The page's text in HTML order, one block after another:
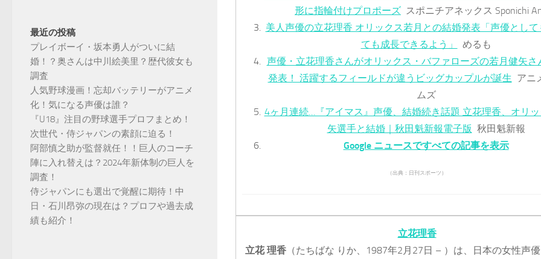
形に指輪付けプロポーズ スポニチアネックス Sponichi
美人声優の立花理香 オリックス若月との結婚発表「声優とし
ても成長できるよう」
めるも
声優・立花理香さんがオリックス・バファローズの若月健矢さ
発表！ 活躍するフィールドが違うビッグカップルが誕生 アニ
ムズ
4ヶ月連続…『アイマス』声優、結婚続き話題 立花理香、オリ
矢選手と結婚｜秋田魁新報電子版 秋田魁新報
Google ニュースですべての記事を表示
（出典：日刊スポーツ）
立花理香
立花 理香 （たちばな りか、1987年2月27日 – ）は、日本の女性声
最近の投稿
プレイボーイ・坂本勇人がついに結
婚！？奥さんは中川絵美里？歴代彼女も
調査
人気野球漫画！忘却バッテリーがアニメ
化！気になる声優は誰？
『U18』注目の野球選手プロフまとめ！
次世代・侍ジャパンの素顔に迫る！
阿部慎之助が監督就任！！巨人のコーチ
陣に入れ替えは？2024年新体制の巨人を
調査！
侍ジャパンにも選出で覚醒に期待！中
日・石川昂弥の現在は？プロフや過去成
績も紹介！